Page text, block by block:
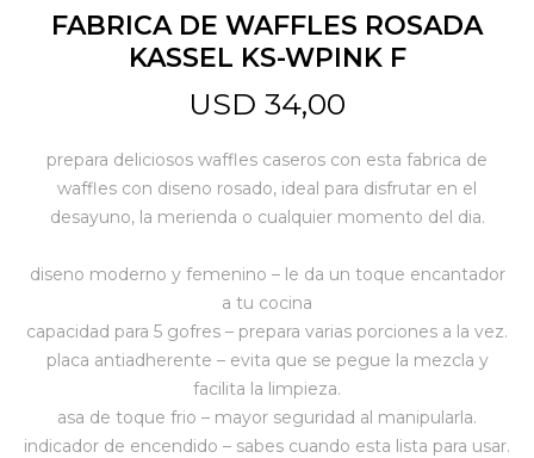
FABRICA DE WAFFLES ROSADA
KASSEL KS-WPINK F
USD 34,00
prepara deliciosos waffles caseros con esta fabrica de
waffles con diseno rosado, ideal para disfrutar en el
desayuno, la merienda o cualquier momento del dia.
diseno moderno y femenino – le da un toque encantador
a tu cocina
capacidad para 5 gofres – prepara varias porciones a la vez.
placa antiadherente – evita que se pegue la mezcla y
facilita la limpieza.
asa de toque frio – mayor seguridad al manipularla.
indicador de encendido – sabes cuando esta lista para usar.
Jardín y Aire Libre
Bazar
Juguetes y artículos para bebé
Gastronomía
Ferretería